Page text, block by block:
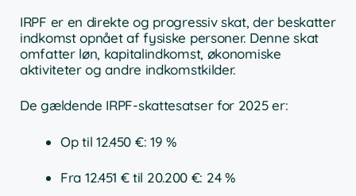
IRPF er en direkte og progressiv skat, der beskatter
indkomst opnået af fysiske personer. Denne skat
omfatter løn, kapitalindkomst, økonomiske
aktiviteter og andre indkomstkilder.
De gældende IRPF-skattesatser for 2025 er:
Op til 12.450 €: 19 %
Fra 12.451 € til 20.200 €: 24 %